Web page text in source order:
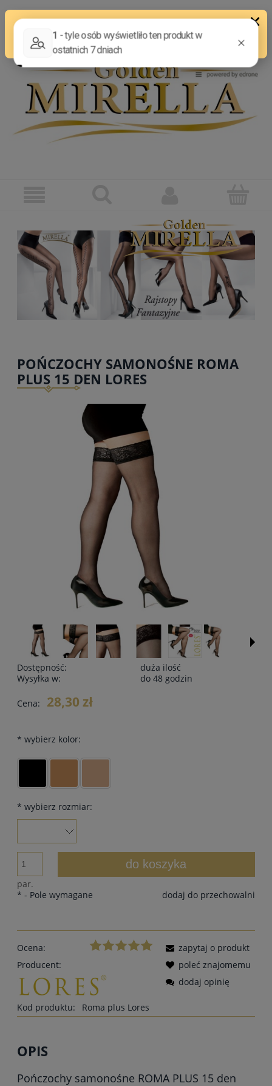
POŃCZOCHY SAMONOŚNE ROMA
PLUS 15 DEN LORES
Dostępność:
duża ilość
Wysyłka w:
do 48 godzin
Cena: 28,30 zł
* wybierz kolor:
* wybierz rozmiar:
par.
do koszyka
dodaj do przechowalni
* - Pole wymagane
Ocena:
Producent:
Kod produktu: Roma plus Lores
zapytaj o produkt
poleć znajomemu
dodaj opinię
OPIS
Pończochy samonośne ROMA PLUS 15 den